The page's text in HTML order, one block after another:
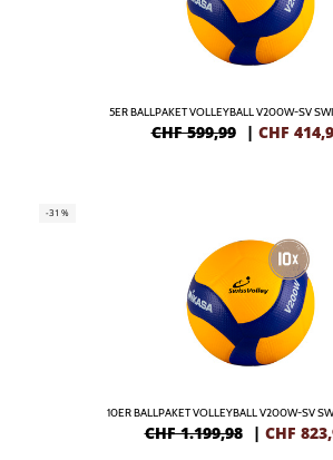
5ER BALLPAKET VOLLEYBALL V200W-SV
CHF 599,99 | CHF
-31%
10ER BALLPAKET VOLLEYBALL V200W-SV
CHF 1.199,98 | CHF